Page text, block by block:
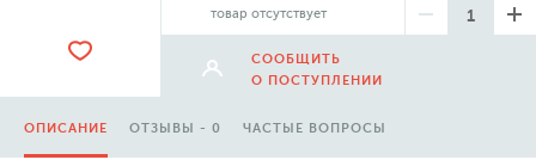
товар отсутствует
СООБЩИТЬ
О ПОСТУПЛЕНИИ
ОПИСАНИЕ ОТЗЫВЫ - 0 ЧАСТЫЕ ВОПРОСЫ